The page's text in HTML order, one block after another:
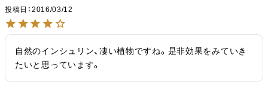
投稿日
2016/03/12
自然のインシュリン、凄い植物ですね。是非効果をみていき
たいと思っています。